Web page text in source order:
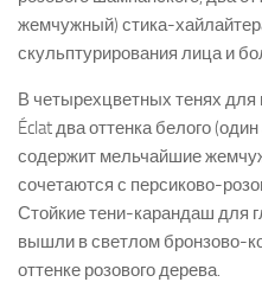
жемчужный) стика-
скульптурирования лица и
В четырехцветных тенях для
Éclat два оттенка белого
содержит мельчайшие
сочетаются с персиково-
Стойкие тени-карандаш для
вышли в светлом бронзово-
оттенке розового дерева.